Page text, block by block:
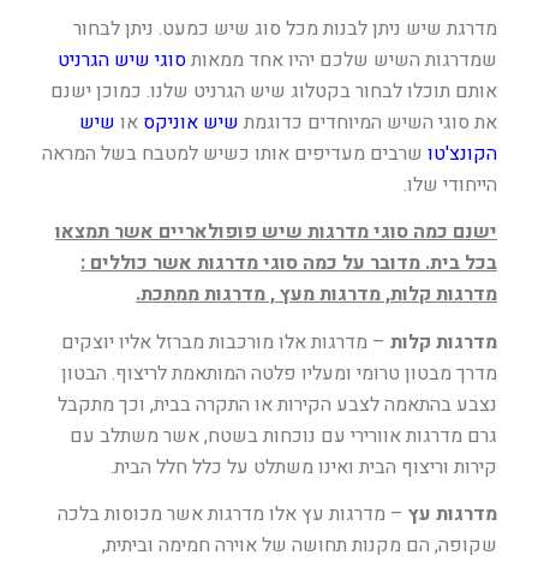
מדרגת שיש ניתן לבנות מכל סוג שיש כמעט. ניתן לבחור
שמדרגות השיש שלכם יהיו אחד ממאותסוגי שיש הגרניט
אותם תוכלו לבחור בקטלוג שיש הגרניט שלנו. כמוכן ישנם
את סוגי השיש המיוחדים כדוגמת שיש אוניקס או שיש
הקונצ'טו שרבים מעדיפים אותו כשיש למטבח בשל המראה
הייחודי שלו.
ישנם כמה סוגי מדרגות שיש פופולאריים אשר תמצאו
בכל בית. מדובר על כמה סוגי מדרגות אשר כוללים :
מדרגות קלות, מדרגות מעץ , מדרגות ממתכת.
מדרגות קלות – מדרגות אלו מורכבות מברזל אליו יוצקים
מדרך מבטון טרומי ומעליו פלטה המותאמת לריצוף. הבטון
נצבע בהתאמה לצבע הקירות או התקרה בבית, וכך מתקבל
גרם מדרגות אוורירי עם נוכחות בשטח, אשר משתלב עם
קירות וריצוף הבית ואינו משתלט על כלל חלל הבית.
מדרגות עץ – מדרגות עץ אלו מדרגות אשר מכוסות בלכה
שקופה, הם מקנות תחושה של אוירה חמימה וביתית,